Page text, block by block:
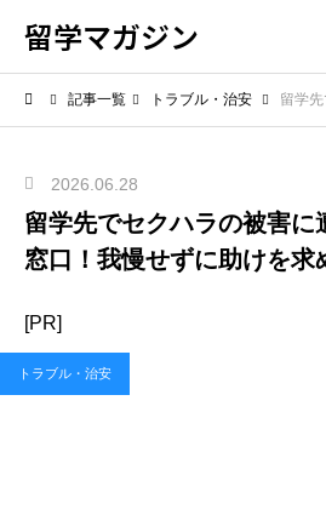
留学マガジン
記事一覧 トラブル・治安 留学先でセク
2026.06.28
留学先でセクハラの被害に
窓口！我慢せずに助けを求
[PR]
トラブル・治安